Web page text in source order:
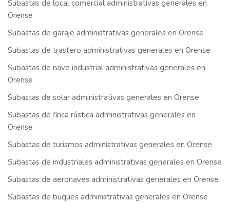
Subastas de local comercial administrativas generales en
Orense
Subastas de garaje administrativas generales en Orense
Subastas de trastero administrativas generales en Orense
Subastas de nave industrial administrativas generales en
Orense
Subastas de solar administrativas generales en Orense
Subastas de finca rústica administrativas generales en
Orense
Subastas de turismos administrativas generales en Orense
Subastas de industriales administrativas generales en Orense
Subastas de aeronaves administrativas generales en Orense
Subastas de buques administrativas generales en Orense